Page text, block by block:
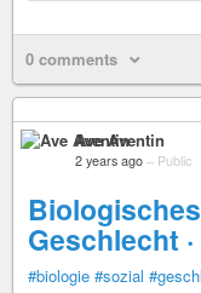
0 comments
Ave Aventin
2 years ago – Public
Geschlecht
#biologie #sozial